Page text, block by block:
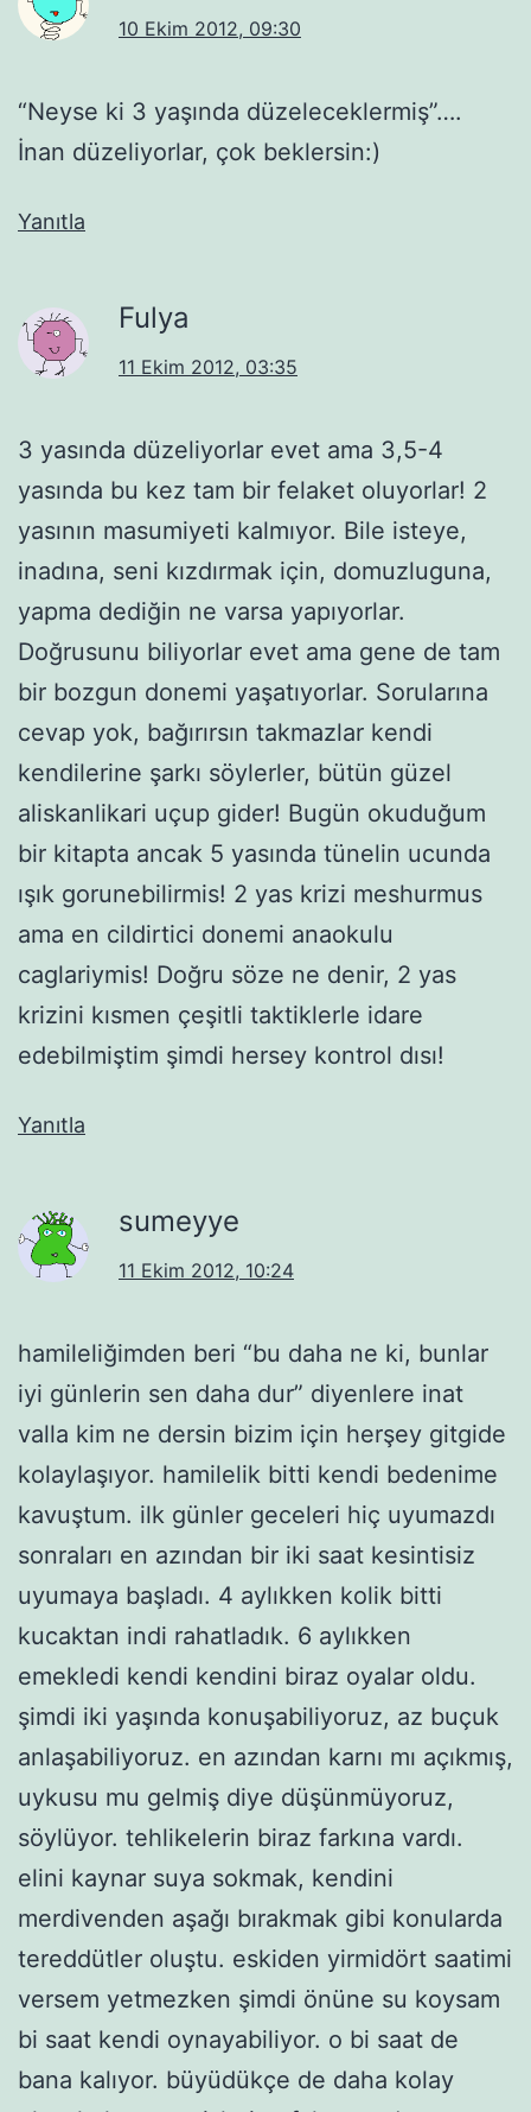
10 Ekim 2012, 09:30
“Neyse ki 3 yaşında düzeleceklermiş”….
İnan düzeliyorlar, çok beklersin:)
Yanıtla
Fulya
11 Ekim 2012, 03:35
3 yasında düzeliyorlar evet ama 3,5-4
yasında bu kez tam bir felaket oluyorlar! 2
yasının masumiyeti kalmıyor. Bile isteye,
inadına, seni kızdırmak için, domuzluguna,
yapma dediğin ne varsa yapıyorlar.
Doğrusunu biliyorlar evet ama gene de tam
bir bozgun donemi yaşatıyorlar. Sorularına
cevap yok, bağırırsın takmazlar kendi
kendilerine şarkı söylerler, bütün güzel
aliskanlikari uçup gider! Bugün okuduğum
bir kitapta ancak 5 yasında tünelin ucunda
ışık gorunebilirmis! 2 yas krizi meshurmus
ama en cildirtici donemi anaokulu
caglariymis! Doğru söze ne denir, 2 yas
krizini kısmen çeşitli taktiklerle idare
edebilmiştim şimdi hersey kontrol dısı!
Yanıtla
sumeyye
11 Ekim 2012, 10:24
hamileliğimden beri “bu daha ne ki, bunlar
iyi günlerin sen daha dur” diyenlere inat
valla kim ne dersin bizim için herşey gitgide
kolaylaşıyor. hamilelik bitti kendi bedenime
kavuştum. ilk günler geceleri hiç uyumazdı
sonraları en azından bir iki saat kesintisiz
uyumaya başladı. 4 aylıkken kolik bitti
kucaktan indi rahatladık. 6 aylıkken
emekledi kendi kendini biraz oyalar oldu.
şimdi iki yaşında konuşabiliyoruz, az buçuk
anlaşabiliyoruz. en azından karnı mı açıkmış,
uykusu mu gelmiş diye düşünmüyoruz,
söylüyor. tehlikelerin biraz farkına vardı.
elini kaynar suya sokmak, kendini
merdivenden aşağı bırakmak gibi konularda
tereddütler oluştu. eskiden yirmidört saatimi
versem yetmezken şimdi önüne su koysam
bi saat kendi oynayabiliyor. o bi saat de
bana kalıyor. büyüdükçe de daha kolay